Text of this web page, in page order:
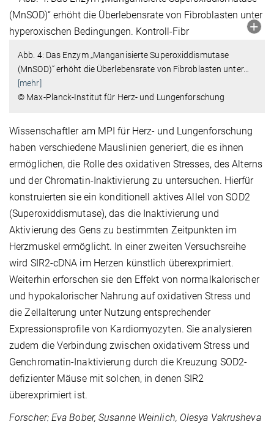
Abb. 4: Das Enzym „Manganisierte Superoxiddismutase
(MnSOD)“ erhöht die Überlebensrate von Fibroblasten unter…
[mehr]
© Max-Planck-Institut für Herz- und Lungenforschung
Wissenschaftler am MPI für Herz- und Lungenforschung
haben verschiedene Mauslinien generiert, die es ihnen
ermöglichen, die Rolle des oxidativen Stresses, des Alterns
und der Chromatin-Inaktivierung zu untersuchen. Hierfür
konstruierten sie ein konditionell aktives Allel von SOD2
(Superoxiddismutase), das die Inaktivierung und
Aktivierung des Gens zu bestimmten Zeitpunkten im
Herzmuskel ermöglicht. In einer zweiten Versuchsreihe
wird SIR2-cDNA im Herzen künstlich überexprimiert.
Weiterhin erforschen sie den Effekt von normalkalorischer
und hypokalorischer Nahrung auf oxidativen Stress und
die Zellalterung unter Nutzung entsprechender
Expressionsprofile von Kardiomyozyten. Sie analysieren
zudem die Verbindung zwischen oxidativem Stress und
Genchromatin-Inaktivierung durch die Kreuzung SOD2-
defizienter Mäuse mit solchen, in denen SIR2
überexprimiert ist.
Forscher: Eva Bober, Susanne Weinlich, Olesya Vakrusheva